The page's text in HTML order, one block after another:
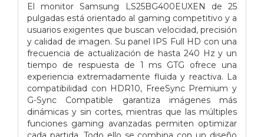
El monitor Samsung LS25BG400EUXEN de 25
pulgadas está orientado al gaming competitivo y a
usuarios exigentes que buscan velocidad, precisión
y calidad de imagen. Su panel IPS Full HD con una
frecuencia de actualización de hasta 240 Hz y un
tiempo de respuesta de 1 ms GTG ofrece una
experiencia extremadamente fluida y reactiva. La
compatibilidad con HDR10, FreeSync Premium y
G-Sync Compatible garantiza imágenes más
dinámicas y sin cortes, mientras que las múltiples
funciones gaming avanzadas permiten optimizar